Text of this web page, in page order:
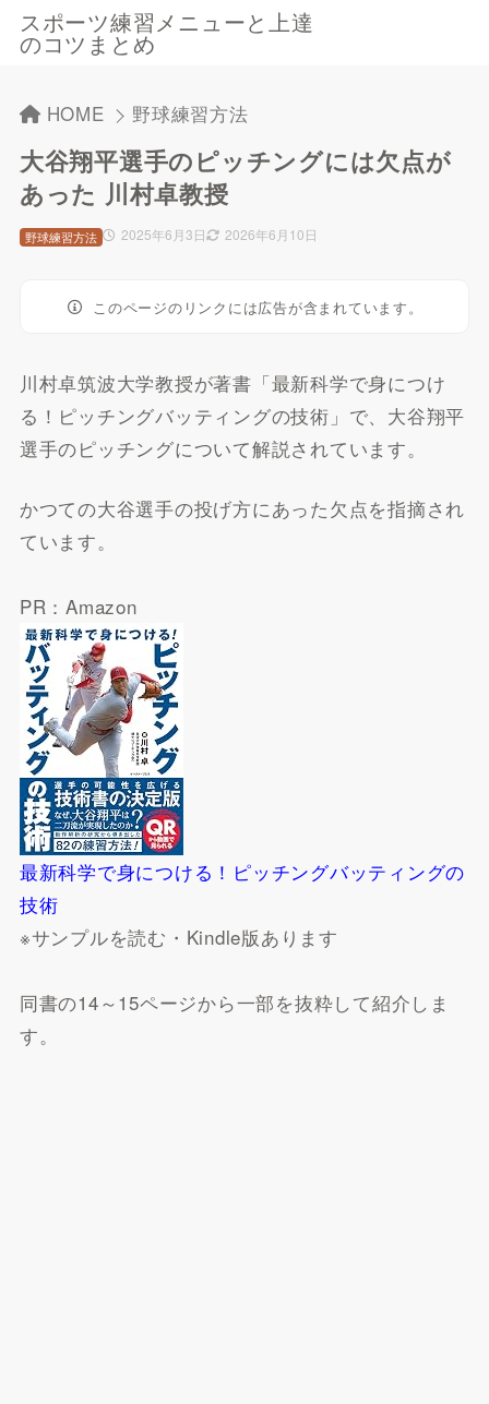
スポーツ練習メニューと上達
のコツまとめ
HOME 野球練習方法
大谷翔平選手のピッチングには欠点が
あった 川村卓教授
2025年6月3日 2026年6月10日
野球練習方法
このページのリンクには広告が含まれています。
川村卓筑波大学教授が著書「最新科学で身につけ
る！ピッチングバッティングの技術」で、大谷翔平
選手のピッチングについて解説されています。
かつての大谷選手の投げ方にあった欠点を指摘され
ています。
PR：Amazon
最新科学で身につける！ピッチングバッティングの
技術
※サンプルを読む・Kindle版あります
同書の14～15ページから一部を抜粋して紹介しま
す。